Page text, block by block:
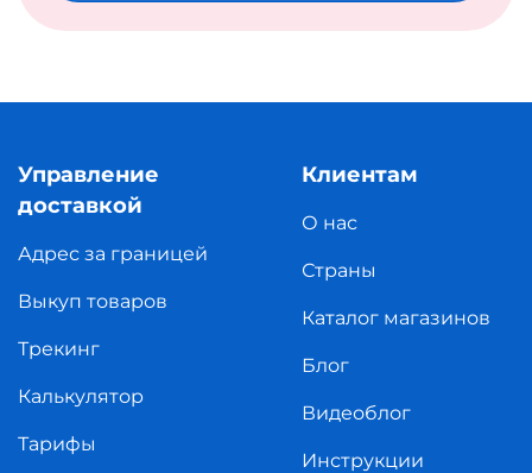
Управление
доставкой
Адрес за границей
Выкуп товаров
Трекинг
Калькулятор
Тарифы
Клиентам
О нас
Страны
Каталог магазинов
Блог
Видеоблог
Инструкции